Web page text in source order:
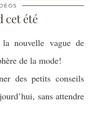
cet été
la nouvelle vague de
de la mode!
des petits conseils
sans attendre